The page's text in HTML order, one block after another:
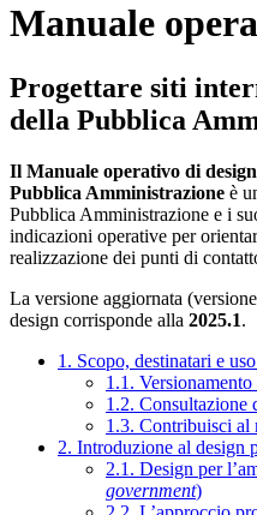
Manuale
Progettare siti
della Pubblica
Il Manuale operativo di
Pubblica Amministrazione è
Pubblica Amministrazione e i
indicazioni operative per
realizzazione dei punti di
La versione aggiornata
design corrisponde alla 2025.1.
1. Scopo, destinatari e
1.1.
1.2. Consultazione
1.3. Contribuisci al
2. Introduzione al design
2.1. Design per
government)